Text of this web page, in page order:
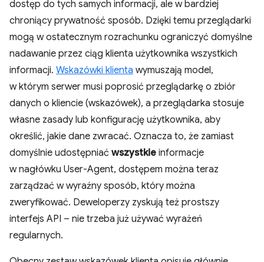
dostęp do tych samych informacji, ale w bardziej
chroniący prywatność sposób. Dzięki temu przeglądarki
mogą w ostatecznym rozrachunku ograniczyć domyślne
nadawanie przez ciąg klienta użytkownika wszystkich
informacji. Wskazówki klienta wymuszają model,
w którym serwer musi poprosić przeglądarkę o zbiór
danych o kliencie (wskazówek), a przeglądarka stosuje
własne zasady lub konfigurację użytkownika, aby
określić, jakie dane zwracać. Oznacza to, że zamiast
domyślnie udostępniać wszystkie informacje
w nagłówku User-Agent, dostępem można teraz
zarządzać w wyraźny sposób, który można
zweryfikować. Deweloperzy zyskują też prostszy
interfejs API – nie trzeba już używać wyrażeń
regularnych.